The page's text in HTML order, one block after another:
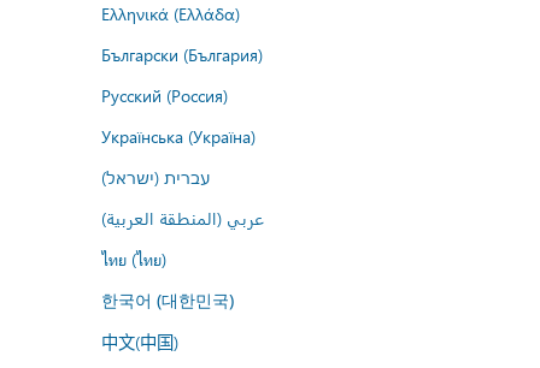
Ελληνικά (Ελλάδα)
Български (България)
Русский (Россия)
Українська (Україна)
עברית (ישראל)
عربي (المنطقة العربية)
ไทย (ไทย)
한국어 (대한민국)
中文(中国)